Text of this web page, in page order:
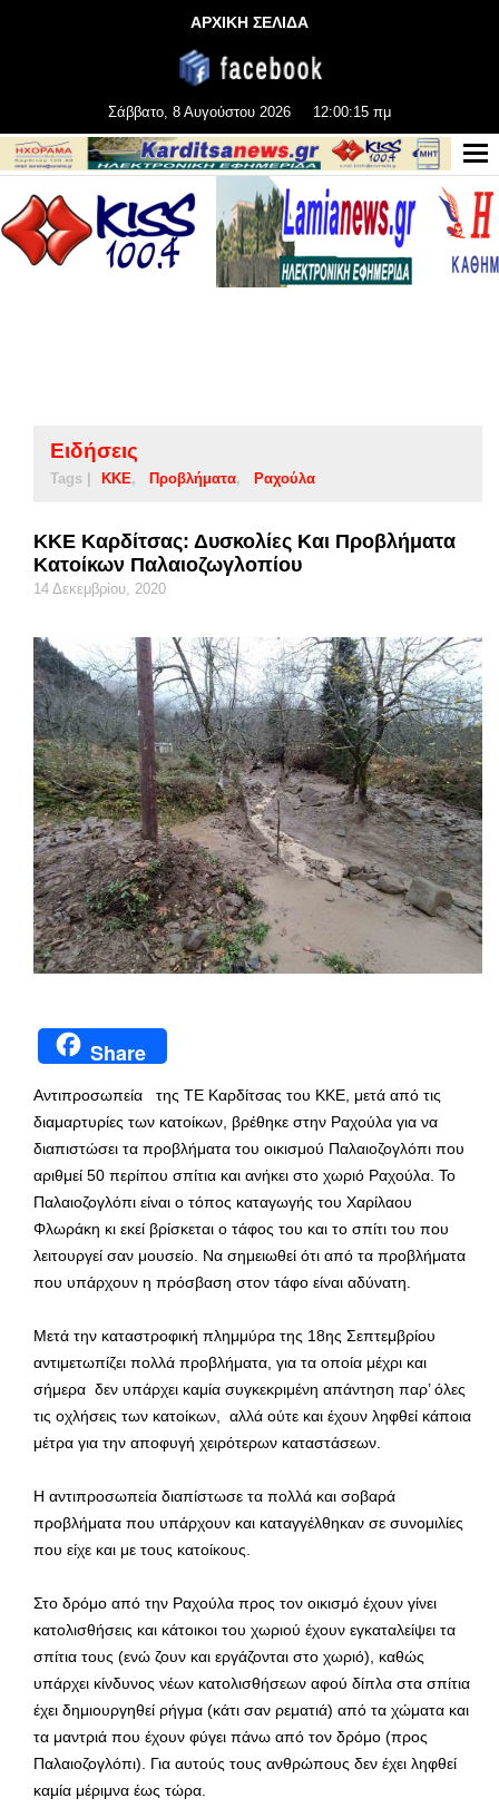
ΑΡΧΙΚΗ ΣΕΛΙΔΑ
Σάββατο, 8 Αυγούστου 2026 12:00:16 πμ
Ειδήσεις
Tags | ΚΚΕ Προβλήματα Ραχούλα
ΚΚΕ Καρδίτσας: Δυσκολίες Και Προβλήματα
Κατοίκων Παλαιοζωγλοπίου
14 Δεκεμβρίου, 2020
Share
Αντιπροσωπεία της ΤΕ Καρδίτσας του ΚΚΕ, μετά από τις
διαμαρτυρίες των κατοίκων, βρέθηκε στην Ραχούλα για να
διαπιστώσει τα προβλήματα του οικισμού Παλαιοζογλόπι που
αριθμεί 50 περίπου σπίτια και ανήκει στο χωριό Ραχούλα. Το
Παλαιοζογλόπι είναι ο τόπος καταγωγής του Χαρίλαου
Φλωράκη κι εκεί βρίσκεται ο τάφος του και το σπίτι του που
λειτουργεί σαν μουσείο. Να σημειωθεί ότι από τα προβλήματα
που υπάρχουν η πρόσβαση στον τάφο είναι αδύνατη.
Μετά την καταστροφική πλημμύρα της 18ης Σεπτεμβρίου
αντιμετωπίζει πολλά προβλήματα, για τα οποία μέχρι και
σήμερα δεν υπάρχει καμία συγκεκριμένη απάντηση παρ’ όλες
τις οχλήσεις των κατοίκων, αλλά ούτε και έχουν ληφθεί κάποια
μέτρα για την αποφυγή χειρότερων καταστάσεων.
Η αντιπροσωπεία διαπίστωσε τα πολλά και σοβαρά
προβλήματα που υπάρχουν και καταγγέλθηκαν σε συνομιλίες
που είχε και με τους κατοίκους.
Στο δρόμο από την Ραχούλα προς τον οικισμό έχουν γίνει
κατολισθήσεις και κάτοικοι του χωριού έχουν εγκαταλείψει τα
σπίτια τους (ενώ ζουν και εργάζονται στο χωριό), καθώς
υπάρχει κίνδυνος νέων κατολισθήσεων αφού δίπλα στα σπίτια
έχει δημιουργηθεί ρήγμα (κάτι σαν ρεματιά) από τα χώματα και
τα μαντριά που έχουν φύγει πάνω από τον δρόμο (προς
Παλαιοζογλόπι). Για αυτούς τους ανθρώπους δεν έχει ληφθεί
καμία μέριμνα έως τώρα.